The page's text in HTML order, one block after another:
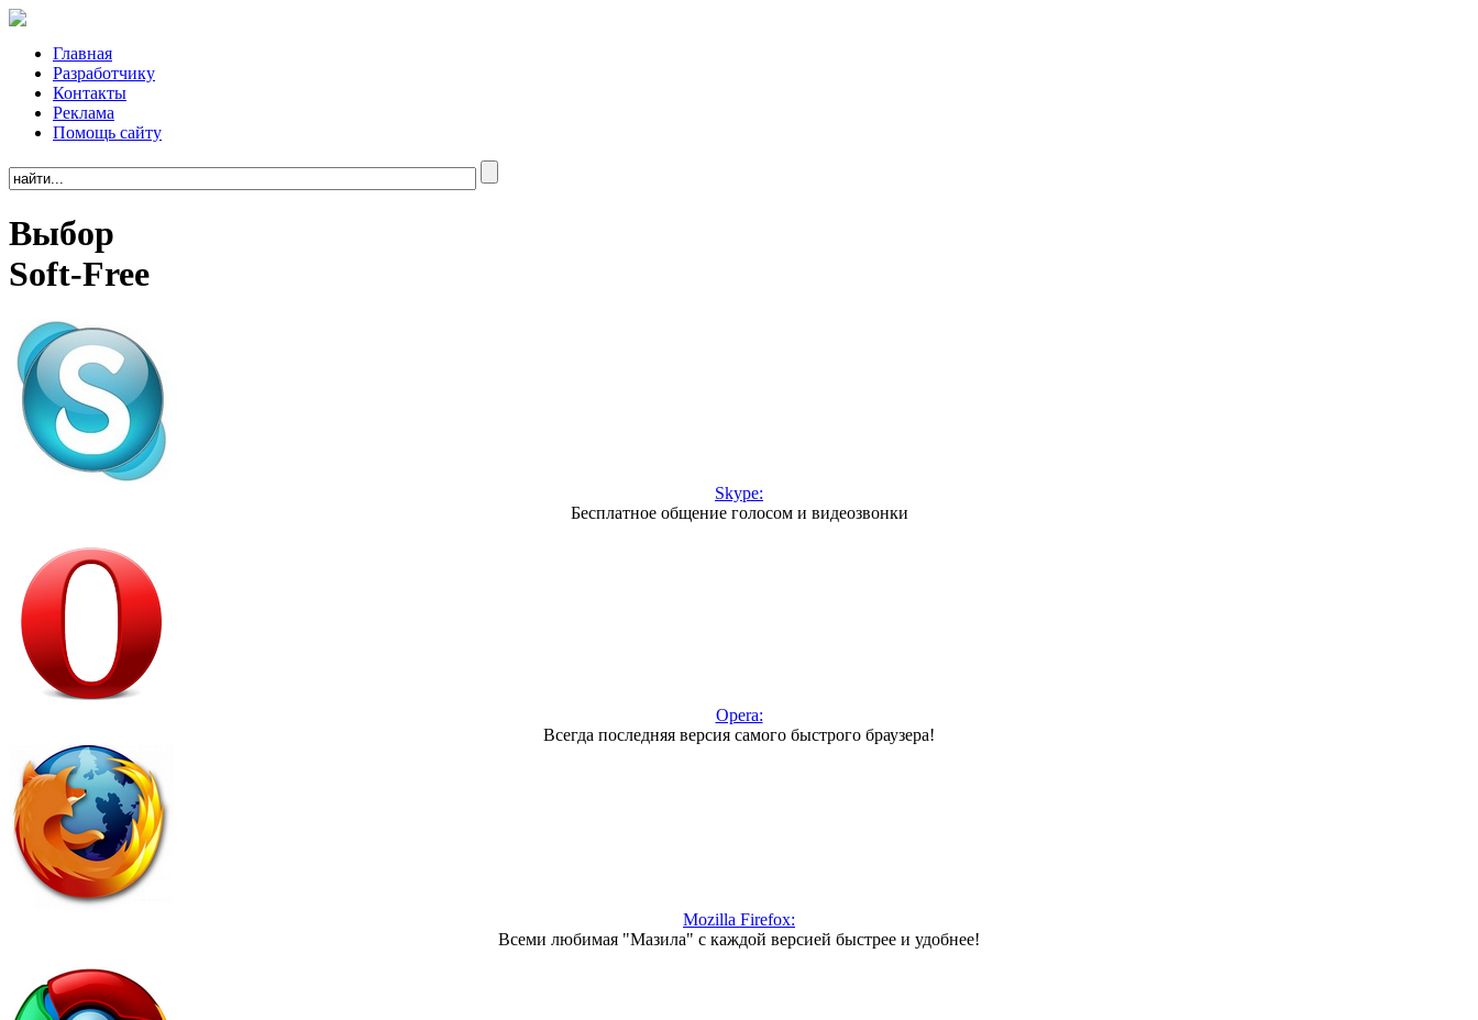
Главная
Разработчику
Контакты
Реклама
Помощь сайту
Выбор
Soft-Free
Skype:
Бесплатное общение голосом и видеозвонки
Opera:
Всегда последняя версия самого быстрого браузера!
Mozilla Firefox:
Всеми любимая "Мазила" с каждой версией быстрее и удобнее!